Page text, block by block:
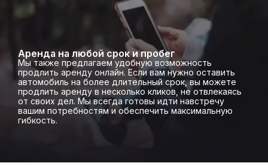
Аренда на любой срок и пробег
Мы также предлагаем удобную возможность
продлить аренду онлайн. Если вам нужно оставить
автомобиль на более длительный срок, вы можете
продлить аренду в несколько кликов, не отвлекаясь
от своих дел. Мы всегда готовы идти навстречу
вашим потребностям и обеспечить максимальную
гибкость.